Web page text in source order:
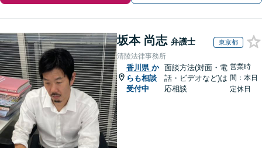
坂本 尚志 弁護士 東京都
清陵法律事務所
香川県 か
らも相談
受付中
面談方法(対面・電
話・ビデオなど)は
応相談
営業時
間：本日
定休日